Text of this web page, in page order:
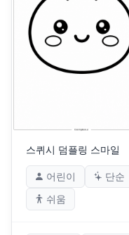
스퀴시 덤플링 스마일
어린이
단순
쉬움